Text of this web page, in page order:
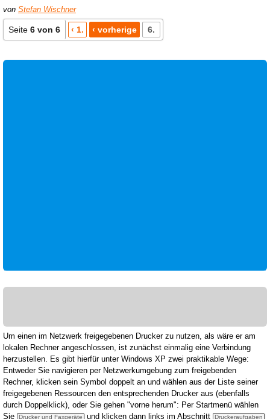
von Stefan Wischner
Seite 6 von 6 ‹ 1. ‹ vorherige 6.
Um einen im Netzwerk freigegebenen Drucker zu nutzen, als wäre er am
lokalen Rechner angeschlossen, ist zunächst einmalig eine Verbindung
herzustellen. Es gibt hierfür unter Windows XP zwei praktikable Wege:
Entweder Sie navigieren per Netzwerkumgebung zum freigebenden
Rechner, klicken sein Symbol doppelt an und wählen aus der Liste seiner
freigegebenen Ressourcen den entsprechenden Drucker aus (ebenfalls
durch Doppelklick), oder Sie gehen "vorne herum": Per Startmenü wählen
Sie
Drucker und Faxgeräte und klicken dann links im Abschnitt Druckeraufgaben